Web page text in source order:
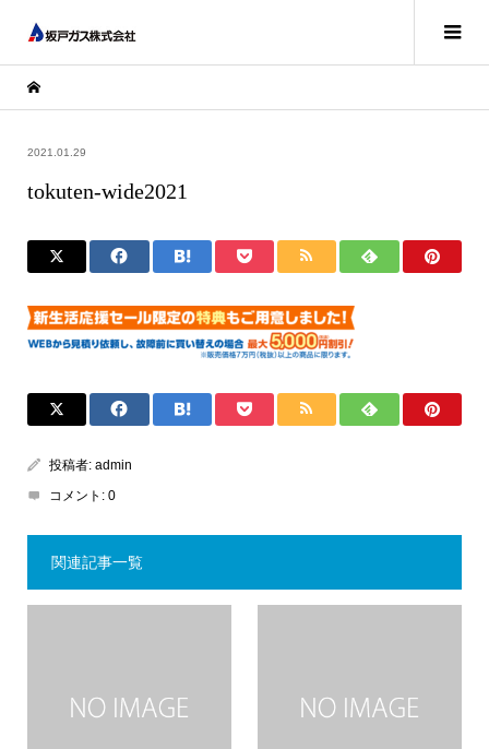
2021.01.29
tokuten-wide2021
投稿者: admin
コメント: 0
関連記事一覧